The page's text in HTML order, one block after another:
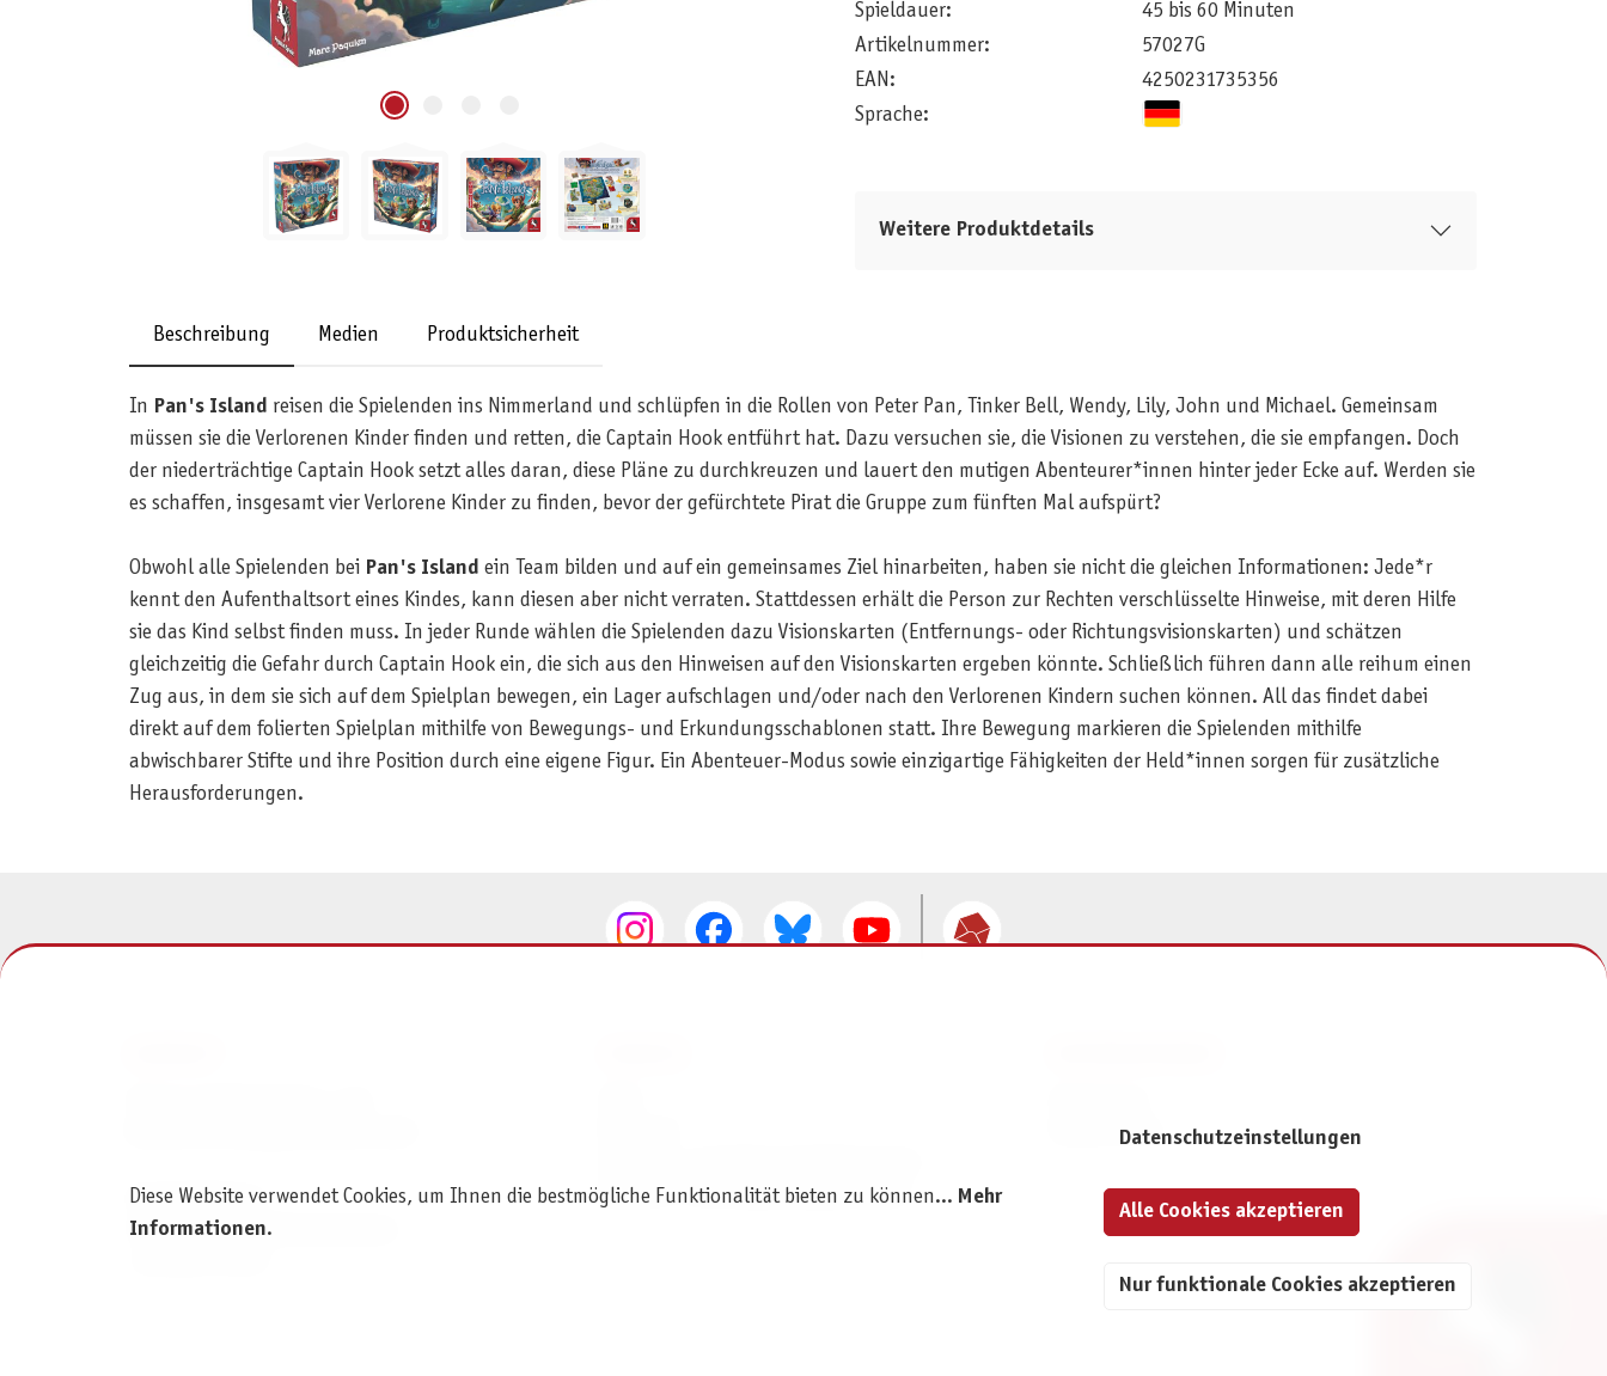
Spieldauer:
45 bis 60 Minuten
Artikelnummer:
57027G
EAN:
4250231735356
Sprache:
Weitere Produktdetails
Beschreibung Medien Produktsicherheit
In Pan's Island reisen die Spielenden ins Nimmerland und schlüpfen in die Rollen von Peter Pan, Tinker Bell, Wendy, Lily, John und Michael. Gemeinsam
müssen sie die Verlorenen Kinder finden und retten, die Captain Hook entführt hat. Dazu versuchen sie, die Visionen zu verstehen, die sie empfangen. Doch
der niederträchtige Captain Hook setzt alles daran, diese Pläne zu durchkreuzen und lauert den mutigen Abenteurer*innen hinter jeder Ecke auf. Werden sie
es schaffen, insgesamt vier Verlorene Kinder zu finden, bevor der gefürchtete Pirat die Gruppe zum fünften Mal aufspürt?
Obwohl alle Spielenden bei Pan's Island ein Team bilden und auf ein gemeinsames Ziel hinarbeiten, haben sie nicht die gleichen Informationen: Jede*r
kennt den Aufenthaltsort eines Kindes, kann diesen aber nicht verraten. Stattdessen erhält die Person zur Rechten verschlüsselte Hinweise, mit deren Hilfe
sie das Kind selbst finden muss. In jeder Runde wählen die Spielenden dazu Visionskarten (Entfernungs- oder Richtungsvisionskarten) und schätzen
gleichzeitig die Gefahr durch Captain Hook ein, die sich aus den Hinweisen auf den Visionskarten ergeben könnte. Schließlich führen dann alle reihum einen
Zug aus, in dem sie sich auf dem Spielplan bewegen, ein Lager aufschlagen und/oder nach den Verlorenen Kindern suchen können. All das findet dabei
direkt auf dem folierten Spielplan mithilfe von Bewegungs- und Erkundungsschablonen statt. Ihre Bewegung markieren die Spielenden mithilfe
abwischbarer Stifte und ihre Position durch eine eigene Figur. Ein Abenteuer-Modus sowie einzigartige Fähigkeiten der Held*innen sorgen für zusätzliche
Herausforderungen.
Am Straßbach 3
61169 Friedberg (Deutschland)
Batterie- und Verpackungshinweise
Datenschutz
Diese Website verwendet Cookies, um Ihnen die bestmögliche Funktionalität bieten zu können... Mehr
Informationen.
Datenschutzeinstellungen
Nur funktionale Cookies akzeptieren
Alle Cookies akzeptieren